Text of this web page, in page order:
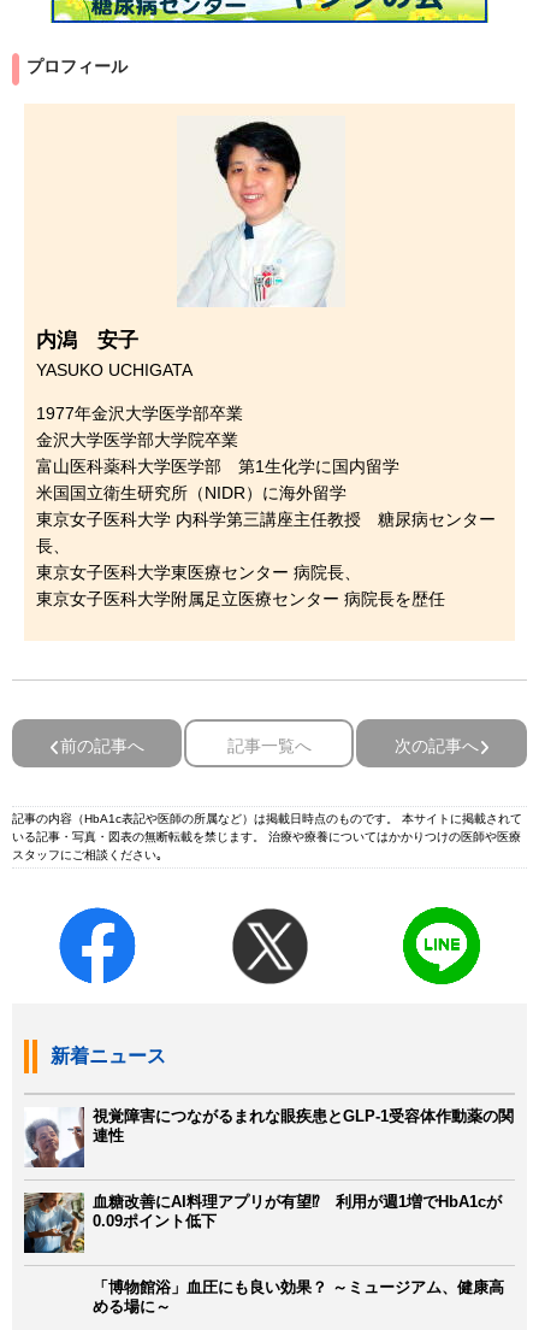
プロフィール
内潟 安子
YASUKO UCHIGATA
1977年金沢大学医学部卒業
金沢大学医学部大学院卒業
富山医科薬科大学医学部 第1生化学に国内留学
米国国立衛生研究所（NIDR）に海外留学
東京女子医科大学 内科学第三講座主任教授 糖尿病センター
長、
東京女子医科大学東医療センター 病院長、
東京女子医科大学附属足立医療センター 病院長を歴任
前の記事へ 記事一覧へ 次の記事へ
記事の内容（HbA1c表記や医師の所属など）は掲載日時点のものです。 本サイトに掲載されて
いる記事・写真・図表の無断転載を禁じます。 治療や療養についてはかかりつけの医師や医療
スタッフにご相談ください｡
新着ニュース
視覚障害につながるまれな眼疾患とGLP-1受容体作動薬の関
連性
血糖改善にAI料理アプリが有望⁉ 利用が週1増でHbA1cが
0.09ポイント低下
「博物館浴」血圧にも良い効果？ ～ミュージアム、健康高
める場に～